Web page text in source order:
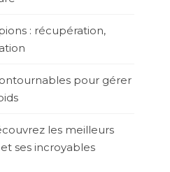
: récupération,
pour gérer
les meilleurs
ses incroyables